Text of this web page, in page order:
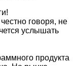
говоря, не
услышать
продукта